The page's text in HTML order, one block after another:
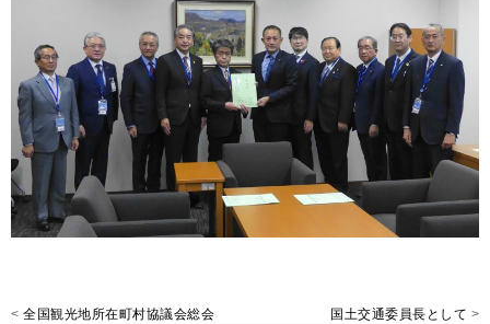
< 全国観光地所在町村協議会総会 国土交通委員長として >